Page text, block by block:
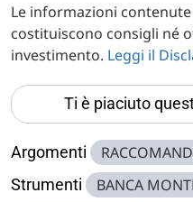
Le informazioni
costituiscono consigli né
investimento. Leggi il
Ti è piaciuto
Argomenti
Strumenti
BANCA